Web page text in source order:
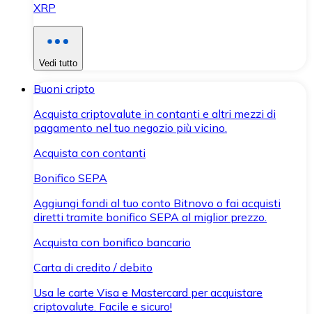
XRP
Vedi tutto
Buoni cripto
Acquista criptovalute in contanti e altri mezzi di
pagamento nel tuo negozio più vicino.
Acquista con contanti
Bonifico SEPA
Aggiungi fondi al tuo conto Bitnovo o fai acquisti
diretti tramite bonifico SEPA al miglior prezzo.
Acquista con bonifico bancario
Carta di credito / debito
Usa le carte Visa e Mastercard per acquistare
criptovalute. Facile e sicuro!